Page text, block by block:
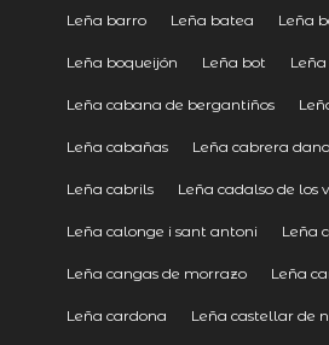
Leña barro Leña batea Leña
Leña boqueijón Leña bot
Leña cabana de bergantiños
Leña cabañas Leña cabrera
Leña cabrils Leña cadalso de los
Leña calonge i sant antoni Leña
Leña cangas de morrazo Leña
Leña cardona Leña castellar de